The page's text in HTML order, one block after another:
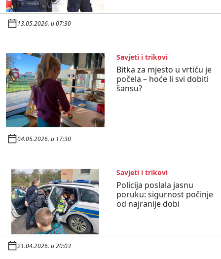
13.05.2026. u 07:30
Savjeti i trikovi
Bitka za mjesto u vrtiću je
počela – hoće li svi dobiti
šansu?
04.05.2026. u 17:30
Savjeti i trikovi
Policija poslala jasnu
poruku: sigurnost počinje
od najranije dobi
21.04.2026. u 20:03